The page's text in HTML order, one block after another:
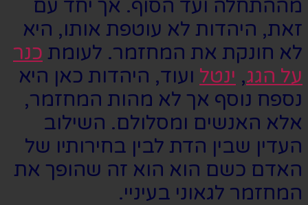
מההתחלה ועד הסוף. אך יחד עם
זאת, היהדות לא עוטפת אותו, היא
לא חונקת את המחזמר. לעומת כנר
על הגג, ינטל ועוד, היהדות כאן היא
נספח נוסף אך לא מהות המחזמר,
אלא האנשים ומסלולם. השילוב
העדין שבין הדת לבין בחירותיו של
האדם כשם הוא הוא זה שהופך את
המחזמר לגאוני בעיניי.